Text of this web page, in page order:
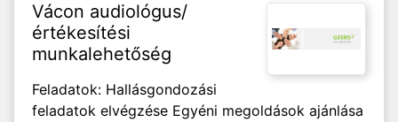
Vácon audiológus/
értékesítési
munkalehetőség
Feladatok: Hallásgondozási
feladatok elvégzése Egyéni megoldások ajánlása